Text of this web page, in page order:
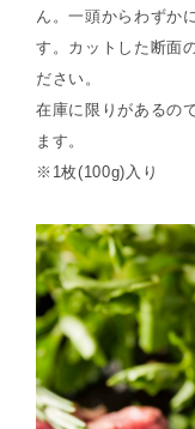
ん。一頭からわずか
す。カットした断面
ださい。
在庫に限りがあるの
ます。
※1枚(100g)入り